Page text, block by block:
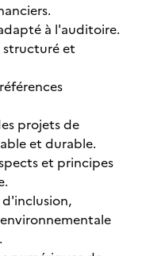
à l'auditoire.
structuré et
projets de
et durable.
et principes